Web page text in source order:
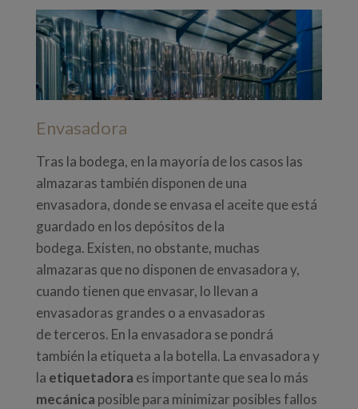
Envasadora
Tras la bodega, en la mayoría de los casos las
almazaras también disponen de una
envasadora, donde se envasa el aceite que está
guardado en los depósitos de la
bodega. Existen, no obstante, muchas
almazaras que no disponen de envasadora y,
cuando tienen que envasar, lo llevan a
envasadoras grandes o a envasadoras
de terceros. En la envasadora se pondrá
también la etiqueta a la botella. La envasadora y
la etiquetadora es importante que sea lo más
mecánica posible para minimizar posibles fallos